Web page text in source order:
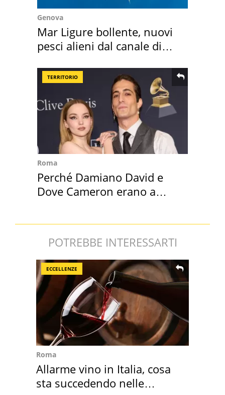
Genova
Mar Ligure bollente, nuovi
pesci alieni dal canale di
TERRITORIO
Roma
Perché Damiano David e
Dove Cameron erano a
POTREBBE INTERESSARTI
ECCELLENZE
Roma
Allarme vino in Italia, cosa
sta succedendo nelle